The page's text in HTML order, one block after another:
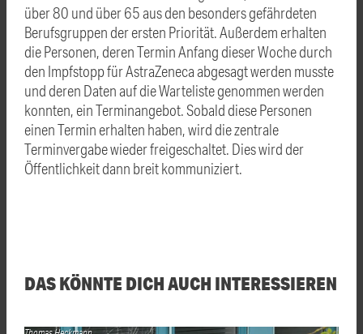
über 80 und über 65 aus den besonders gefährdeten
Berufsgruppen der ersten Priorität. Außerdem erhalten
die Personen, deren Termin Anfang dieser Woche durch
den Impfstopp für AstraZeneca abgesagt werden musste
und deren Daten auf die Warteliste genommen werden
konnten, ein Terminangebot. Sobald diese Personen
einen Termin erhalten haben, wird die zentrale
Terminvergabe wieder freigeschaltet. Dies wird der
Öffentlichkeit dann breit kommuniziert.
DAS KÖNNTE DICH AUCH INTERESSIEREN